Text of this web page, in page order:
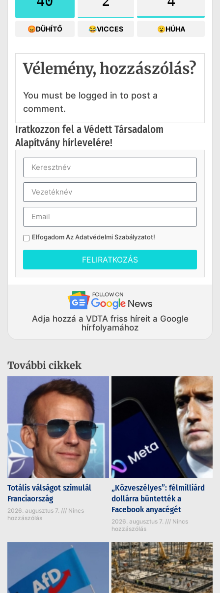
😡DÜHÍTŐ 😂VICCES 😮HÚHA
Vélemény, hozzászólás?
You must be logged in to post a
comment.
Iratkozzon fel a Védett Társadalom
Alapítvány hírlevelére!
Elfogadom AzAdatvédelmi Szabályzatot!
FELIRATKOZÁS
Adja hozzá a VDTA friss híreit a Google
hírfolyamához
További cikkek
Totális válságot szimulál
Franciaország
2026. augusztus 7.
Nincs
hozzászólás
„Közveszélyes”: félmilliárd
dollárra büntették a
Facebook anyacégét
2026. augusztus 7.
Nincs
hozzászólás